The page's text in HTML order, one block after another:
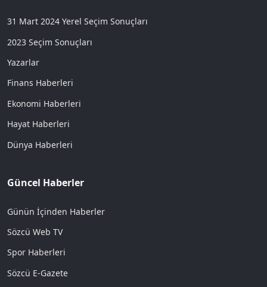
31 Mart 2024 Yerel Seçim Sonuçları
2023 Seçim Sonuçları
Yazarlar
Finans Haberleri
Ekonomi Haberleri
Hayat Haberleri
Dünya Haberleri
Güncel Haberler
Günün İçinden Haberler
Sözcü Web TV
Spor Haberleri
Sözcü E-Gazete